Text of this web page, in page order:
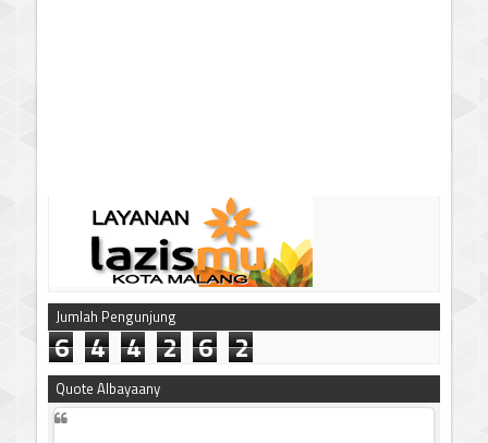
Jumlah Pengunjung
6 4 4 2 6 2
Quote Albayaany